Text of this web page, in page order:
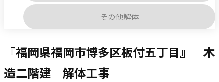
その他解体
『福岡県福岡市博多区板付五丁目』 木
造二階建 解体工事